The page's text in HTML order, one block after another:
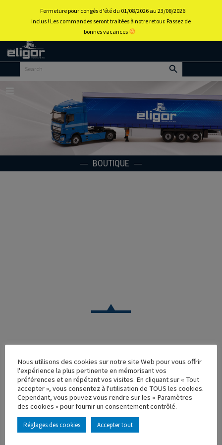
Retour
BOUTIQUE
VOITURE
LANCIA AURELIA B20 BLANC
Réf. : 100570
Rupture de stock
Caractéristique principales :
Nous utilisons des cookies sur notre site Web pour vous offrir
l'expérience la plus pertinente en mémorisant vos
préférences et en répétant vos visites. En cliquant sur « Tout
accepter », vous consentez à l'utilisation de TOUS les cookies.
Cependant, vous pouvez vous rendre sur les « Paramètres
des cookies » pour fournir un consentement contrôlé.
Réglages des cookies Accepter tout
Fermeture pour congés d'été du 01/08/2026 au 23/08/2026
inclus ! Les commandes seront traitées à notre retour. Passez de
bonnes vacances